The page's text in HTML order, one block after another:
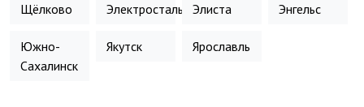
Щёлково Электросталь Элиста Энгельс
Южно-
Сахалинск
Якутск Ярославль